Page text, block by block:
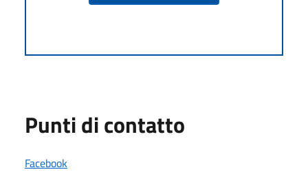
Punti di contatto
Facebook